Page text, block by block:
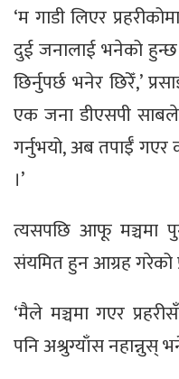
‘म गाडी लिएर
दुई जनालाई भनेको
छिर्नुपर्छ भनेर छिरेँ,’
एक जना डीएसपी
गर्नुभयो, अब तपाईँ
।’
त्यसपछि आफू मञ्चमा
संयमित हुन आग्रह गरेको
‘मैले मञ्चमा गएर
पनि अश्रुग्याँस नहान्नुस्